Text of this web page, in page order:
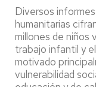
Diversos
humanitarias
millones de niños
trabajo infantil y
motivado
vulnerabilidad